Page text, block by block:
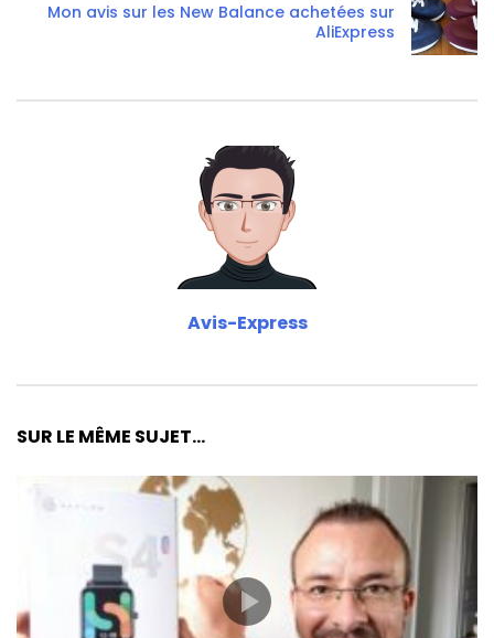
Mon avis sur les New Balance achetées sur
AliExpress
Avis-Express
SUR LE MÊME SUJET...